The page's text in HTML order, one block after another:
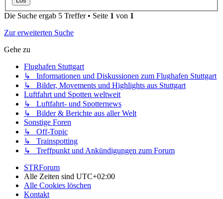
Die Suche ergab 5 Treffer • Seite 1 von 1
Zur erweiterten Suche
Gehe zu
Flughafen Stuttgart
↳ Informationen und Diskussionen zum Flughafen Stuttgart
↳ Bilder, Movements und Highlights aus Stuttgart
Luftfahrt und Spotten weltweit
↳ Luftfahrt- und Spotternews
↳ Bilder & Berichte aus aller Welt
Sonstige Foren
↳ Off-Topic
↳ Trainspotting
↳ Treffpunkt und Ankündigungen zum Forum
STRForum
Alle Zeiten sind UTC+02:00
Alle Cookies löschen
Kontakt